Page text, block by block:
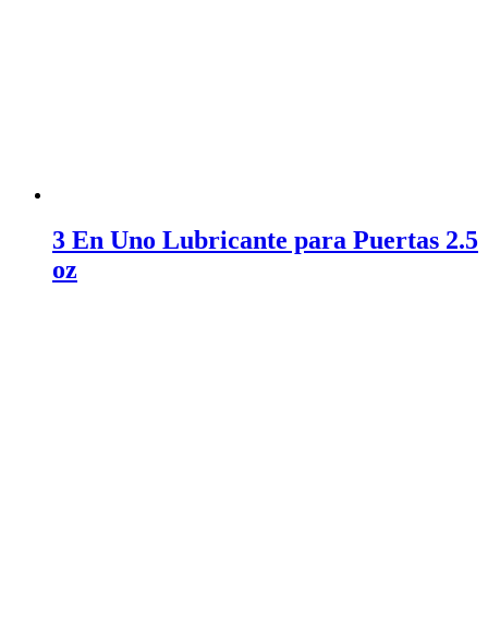
3 En Uno Lubricante para Puertas 2.5
oz